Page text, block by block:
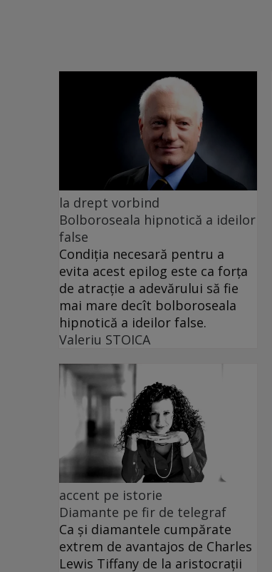
la drept vorbind
Bolboroseala hipnotică a ideilor
false
Condiția necesară pentru a
evita acest epilog este ca forța
de atracție a adevărului să fie
mai mare decît bolboroseala
hipnotică a ideilor false.
Valeriu STOICA
accent pe istorie
Diamante pe fir de telegraf
Ca și diamantele cumpărate
extrem de avantajos de Charles
Lewis Tiffany de la aristocrații